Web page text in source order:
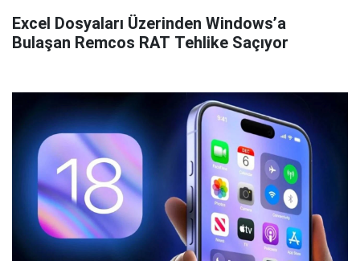
Excel Dosyaları Üzerinden Windows’a
Bulaşan Remcos RAT Tehlike Saçıyor